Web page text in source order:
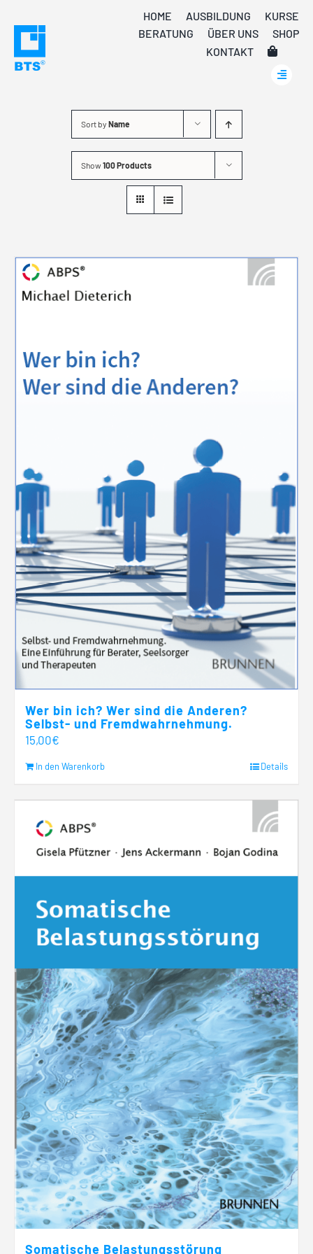
content
HOME AUSBILDUNG
KURSE
BERATUNG
ÜBER UNS
SHOP
KONTAKT
Sort by Name
Show100 Products
Wer bin ich? Wer sind die Anderen?
Selbst- und Fremdwahrnehmung.
15,00€
In den Warenkorb Details
Somatische Belastungsstörung